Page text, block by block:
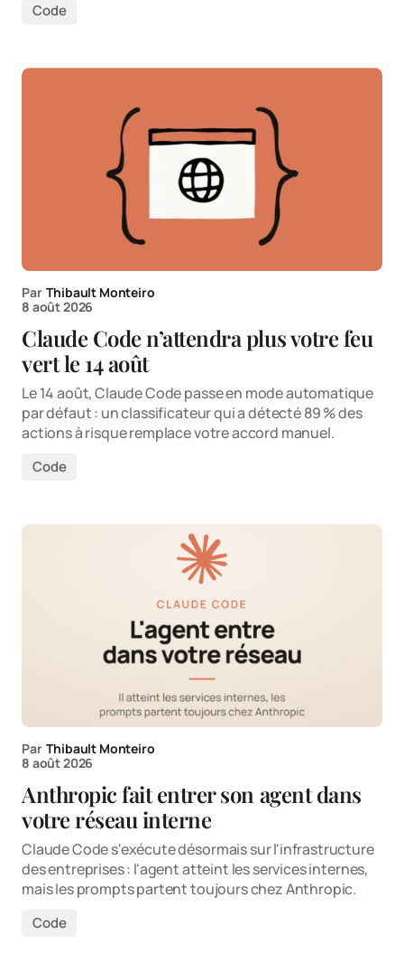
Code
Par Thibault Monteiro
8 août 2026
Claude Code n’attendra plus votre feu
vert le 14 août
Le 14 août, Claude Code passe en mode automatique
par défaut : un classificateur qui a détecté 89 % des
actions à risque remplace votre accord manuel.
Code
Par Thibault Monteiro
8 août 2026
Anthropic fait entrer son agent dans
votre réseau interne
Claude Code s'exécute désormais sur l'infrastructure
des entreprises : l'agent atteint les services internes,
mais les prompts partent toujours chez Anthropic.
Code